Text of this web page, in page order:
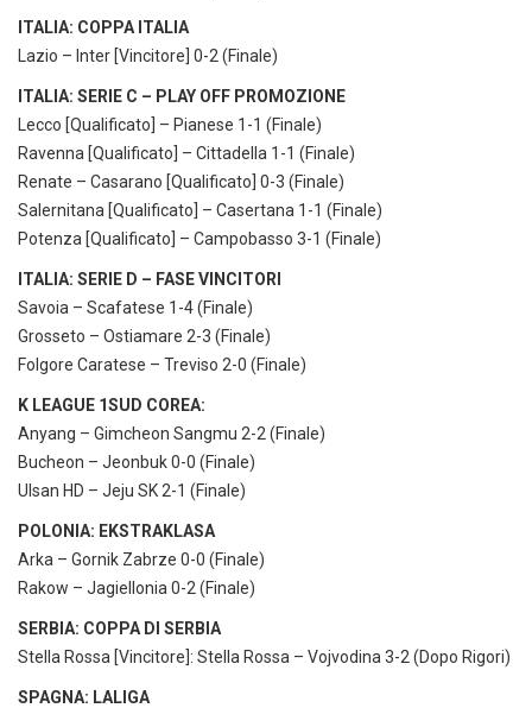
ITALIA: COPPA ITALIA
Lazio – Inter [Vincitore] 0-2 (Finale)
ITALIA: SERIE C – PLAY OFF PROMOZIONE
Lecco [Qualificato] – Pianese 1-1 (Finale)
Ravenna [Qualificato] – Cittadella 1-1 (Finale)
Renate – Casarano [Qualificato] 0-3 (Finale)
Salernitana [Qualificato] – Casertana 1-1 (Finale)
Potenza [Qualificato] – Campobasso 3-1 (Finale)
ITALIA: SERIE D – FASE VINCITORI
Savoia – Scafatese 1-4 (Finale)
Grosseto – Ostiamare 2-3 (Finale)
Folgore Caratese – Treviso 2-0 (Finale)
K LEAGUE 1SUD COREA:
Anyang – Gimcheon Sangmu 2-2 (Finale)
Bucheon – Jeonbuk 0-0 (Finale)
Ulsan HD – Jeju SK 2-1 (Finale)
POLONIA: EKSTRAKLASA
Arka – Gornik Zabrze 0-0 (Finale)
Rakow – Jagiellonia 0-2 (Finale)
SERBIA: COPPA DI SERBIA
Stella Rossa [Vincitore]: Stella Rossa – Vojvodina 3-2 (Dopo Rigori)
SPAGNA: LALIGA